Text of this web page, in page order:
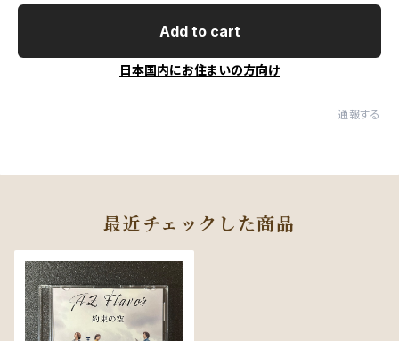
Add to cart
日本国内にお住まいの方向け
通報する
最近チェックした商品